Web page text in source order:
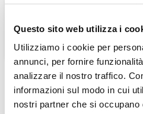
Questo sito web utilizza i
Utilizziamo i cookie per
annunci, per fornire
analizzare il nostro traffico.
informazioni sul modo in cui
nostri partner che si occupano
SCHEDA TECNICA